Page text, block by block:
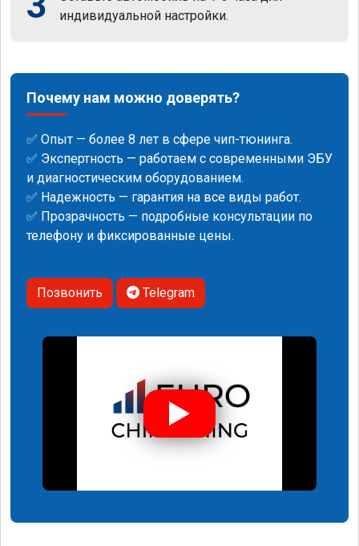
индивидуальной настройки.
Почему нам можно доверять?
✅ Опыт — более 8 лет в сфере чип-тюнинга.
✅ Экспертность — работаем с современными ЭБУ
и диагностическим оборудованием.
✅ Надежность — гарантия на все виды работ.
✅ Прозрачность — подробные консультации по
телефону и фиксированные цены.
Позвонить Telegram